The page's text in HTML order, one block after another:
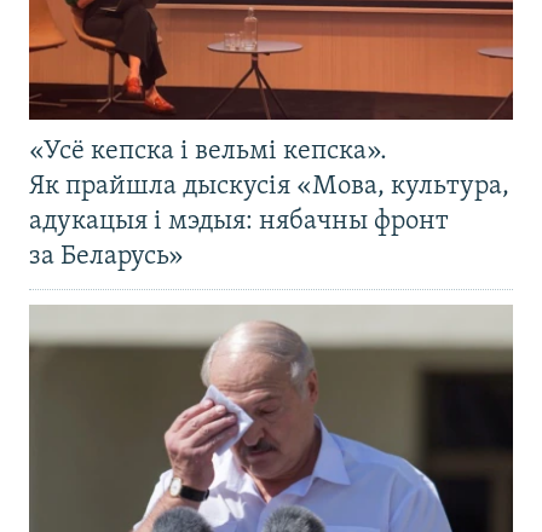
«Усё кепска і вельмі кепска».
Як прайшла дыскусія «Мова, культура,
адукацыя і мэдыя: нябачны фронт
за Беларусь»